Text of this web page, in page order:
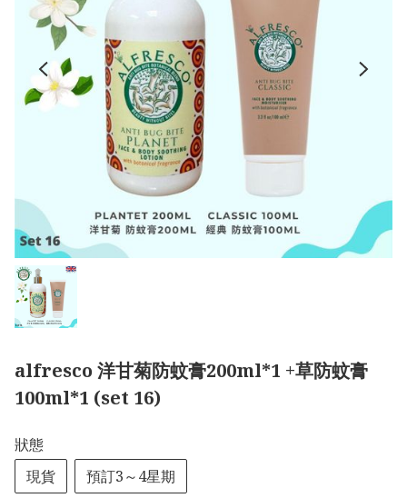
alfresco 洋甘菊防蚊膏200ml*1 +草防蚊膏
100ml*1 (set 16)
狀態
現貨
預訂3～4星期